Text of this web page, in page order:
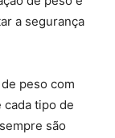
a segurança
peso com
cada tipo de
são